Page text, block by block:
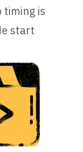
timing is
start